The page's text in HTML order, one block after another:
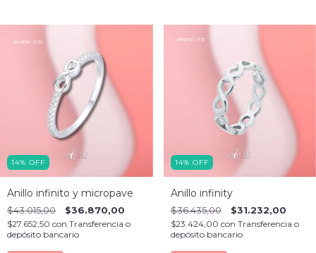
14% OFF
Anillo infinito y micropave
$43.015,00 $36.870,00
$27.652,50 con Transferencia o
depósito bancario
14% OFF
Anillo infinity
$36.435,00 $31.232,00
$23.424,00 con Transferencia o
depósito bancario